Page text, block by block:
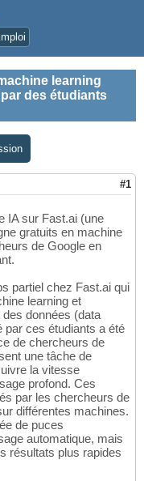
learning
des étudiants
#1
IA sur Fast.ai (une
gratuits en machine
de Google en
partiel chez Fast.ai qui
learning et
données (data
par ces étudiants a été
de chercheurs de
une tâche de
la vitesse
profond. Ces
par les chercheurs de
différentes machines.
de puces
automatique, mais
résultats plus rapides